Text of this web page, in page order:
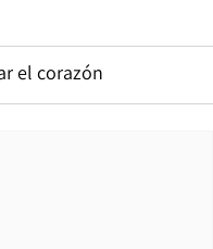
el corazón